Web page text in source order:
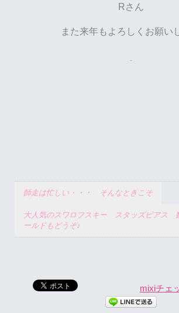
Rさん
また来年もよろしくお願い
師走は忙しい・・・ そんなときこそ
大人気のスワロフスキー スタッズピアス
ールドもどうぞ♪
mixiチェ